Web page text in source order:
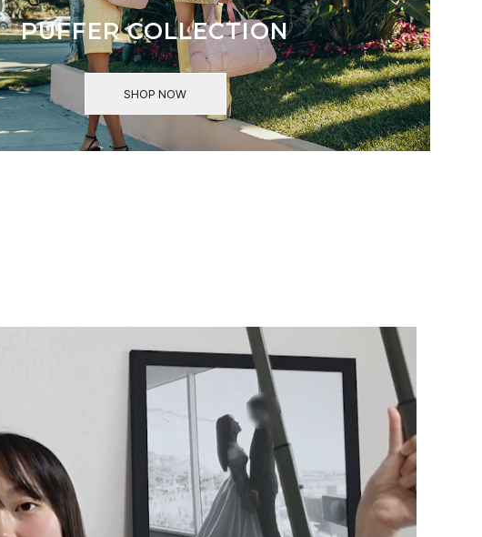
PUFFER COLLECTION
SHOP NOW